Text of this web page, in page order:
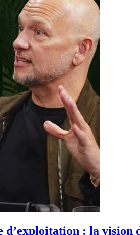
d’exploitation : la vision